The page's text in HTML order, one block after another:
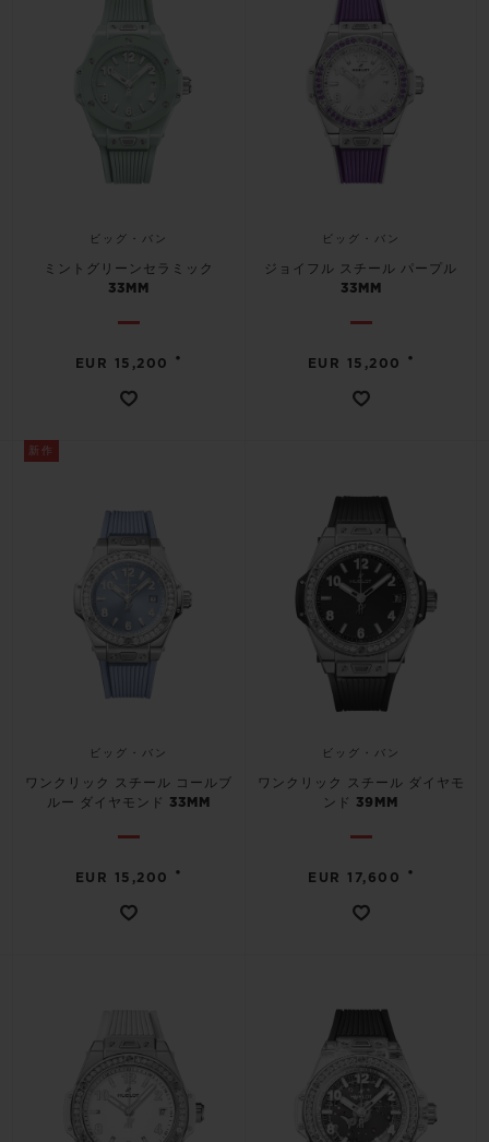
ビッグ・バン
ミントグリーンセラミック
33MM
EUR 15,200 •
ビッグ・バン
ジョイフル スチール パープル
33MM
EUR 15,200 •
新作
ビッグ・バン
ワンクリック スチール コールブ
ルー ダイヤモンド 33MM
EUR 15,200 •
ビッグ・バン
ワンクリック スチール ダイヤモ
ンド 39MM
EUR 17,600 •